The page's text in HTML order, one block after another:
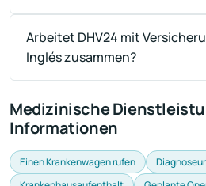
Arbeitet DHV24 mit
Inglés zusammen?
Medizinische
Informationen
Einen Krankenwagen rufen